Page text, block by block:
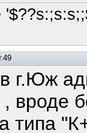
г.Юж
, вроде
типа